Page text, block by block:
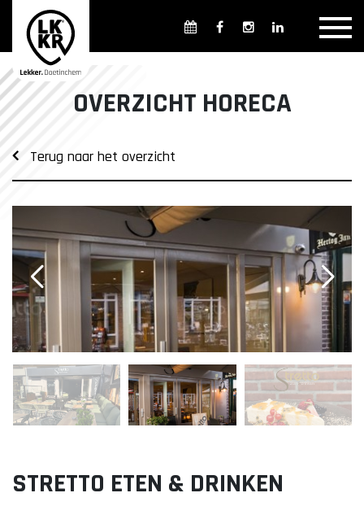
Overzicht winkels
Openingsdagen en -tijden
Weekmarkten
Overzicht Cultuur & Musea
Parkeren in Doetinchem
Openbaar vervoer
Gratis Shuttle
FAQ
Organisatie Binnenstadbedrijf Doetinchem
OVERZICHT HORECA
Terug naar het overzicht
STRETTO ETEN & DRINKEN